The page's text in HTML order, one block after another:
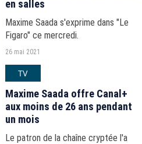
en salles
Maxime Saada s'exprime dans "Le
Figaro" ce mercredi.
26 mai 2021
TV
Maxime Saada offre Canal+
aux moins de 26 ans pendant
un mois
Le patron de la chaîne cryptée l'a